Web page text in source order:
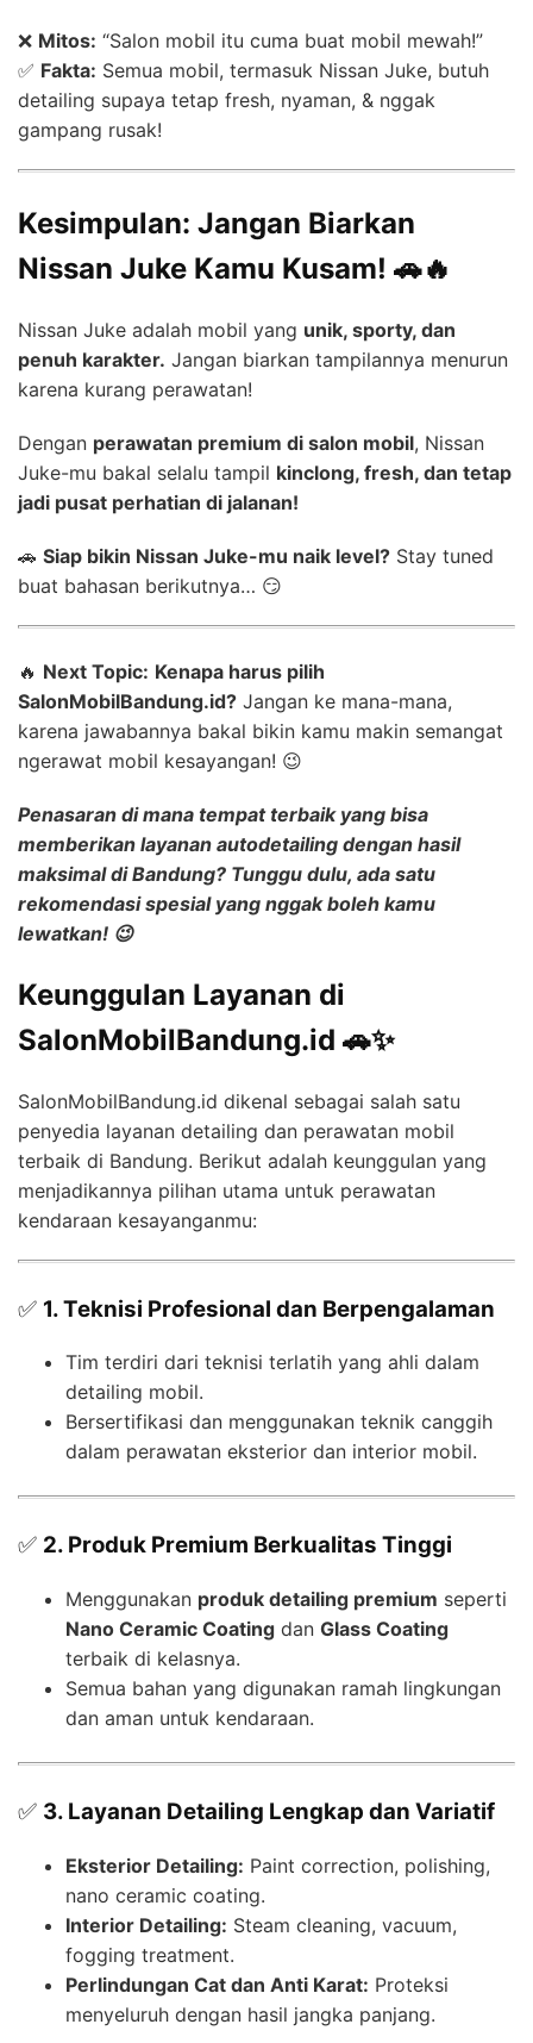
❌ Mitos: “Salon mobil itu cuma buat mobil mewah!”
✅ Fakta: Semua mobil, termasuk Nissan Juke, butuh
detailing supaya tetap fresh, nyaman, & nggak
gampang rusak!
Kesimpulan: Jangan Biarkan
Nissan Juke Kamu Kusam! 🚗🔥
Nissan Juke adalah mobil yang unik, sporty, dan
penuh karakter. Jangan biarkan tampilannya menurun
karena kurang perawatan!
Dengan perawatan premium di salon mobil, Nissan
Juke-mu bakal selalu tampil kinclong, fresh, dan tetap
jadi pusat perhatian di jalanan!
🚗 Siap bikin Nissan Juke-mu naik level? Stay tuned
buat bahasan berikutnya… 😏
🔥 Next Topic: Kenapa harus pilih
SalonMobilBandung.id? Jangan ke mana-mana,
karena jawabannya bakal bikin kamu makin semangat
ngerawat mobil kesayangan! 😉
Penasaran di mana tempat terbaik yang bisa
memberikan layanan autodetailing dengan hasil
maksimaldi Bandung? Tunggu dulu, ada satu
rekomendasi spesial yang nggak boleh kamu
lewatkan! 😉
Keunggulan Layanan di
SalonMobilBandung.id 🚗✨
SalonMobilBandung.id dikenal sebagai salah satu
penyedia layanan detailing dan perawatan mobil
terbaik di Bandung. Berikut adalah keunggulan yang
menjadikannya pilihan utama untuk perawatan
kendaraan kesayanganmu:
✅ 1. Teknisi Profesional dan Berpengalaman
Tim terdiri dari teknisi terlatih yang ahli dalam
detailing mobil.
Bersertifikasi dan menggunakan teknik canggih
dalam perawatan eksterior dan interior mobil.
✅ 2. Produk Premium Berkualitas Tinggi
Menggunakan produk detailing premium seperti
Nano Ceramic Coating dan Glass Coating
terbaik di kelasnya.
Semua bahan yang digunakan ramah lingkungan
dan aman untuk kendaraan.
✅ 3. Layanan Detailing Lengkap dan Variatif
Eksterior Detailing: Paint correction, polishing,
nano ceramic coating.
Interior Detailing: Steam cleaning, vacuum,
fogging treatment.
Perlindungan Cat dan Anti Karat: Proteksi
menyeluruh dengan hasil jangka panjang.